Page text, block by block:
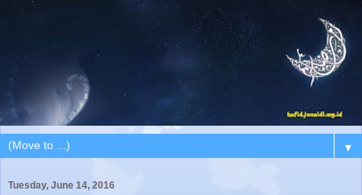
▼
Tuesday, June 14, 2016